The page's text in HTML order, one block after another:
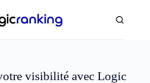
visibilité avec Logic